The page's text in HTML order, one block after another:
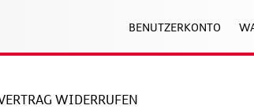
BENUTZERKONTO
WIDERRUFEN